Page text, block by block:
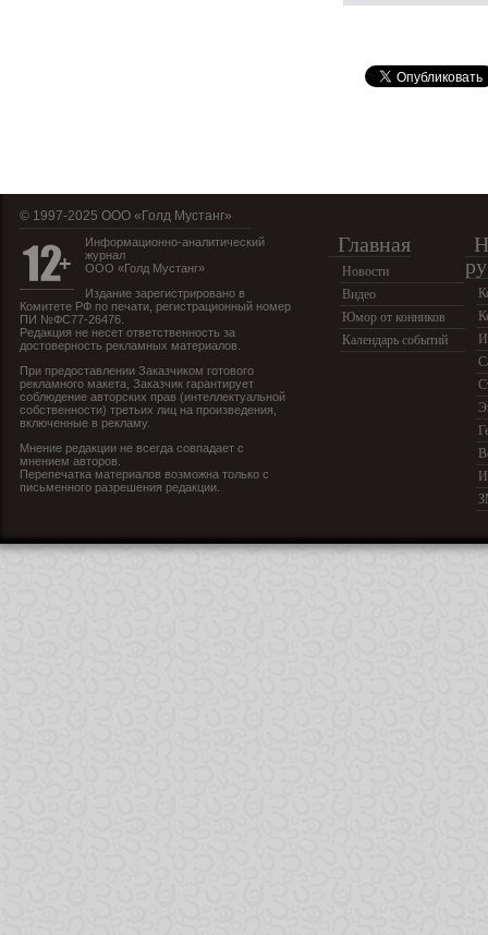
© 1997-2025 OOO «Голд Мустанг»
Информационно-аналитический
журнал
ООО «Голд Мустанг»
Издание зарегистрировано в
Комитете РФ по печати, регистрационный номер
ПИ №ФС77-26476.
Редакция не несет ответственность за
достоверность рекламных материалов.
При предоставлении Заказчиком готового
рекламного макета, Заказчик гарантирует
соблюдение авторских прав (интеллектуальной
собственности) третьих лиц на произведения,
включенные в рекламу.
Мнение редакции не всегда совпадает с
мнением авторов.
Перепечатка материалов возможна только с
письменного разрешения редакции.
Главная
Новости
Видео
Юмор от конников
Календарь событий